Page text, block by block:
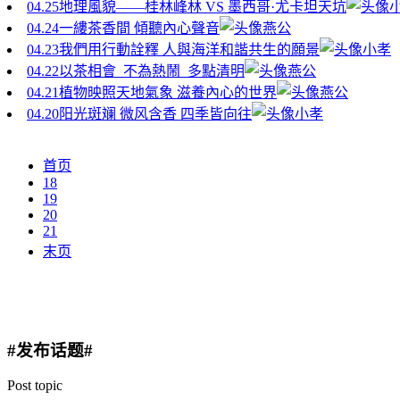
04.25地理風貌——桂林峰林 VS 墨西哥·尤卡坦天坑
04.24一縷茶香間 傾聽內心聲音
燕公
04.23我們用行動詮釋 人與海洋和諧共生的願景
小孝
04.22以茶相會 不為熱鬧 多點清明
燕公
04.21植物映照天地氣象 滋養內心的世界
燕公
04.20阳光斑斓 微风含香 四季皆向往 小孝
首页
18
19
20
21
末页
#发布话题#
Post topic